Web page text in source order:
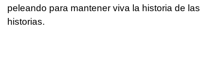
peleando para mantener viva la historia de las
historias.